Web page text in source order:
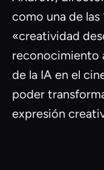
como una de
«creatividad
reconocimiento
de la IA en el
poder
expresión